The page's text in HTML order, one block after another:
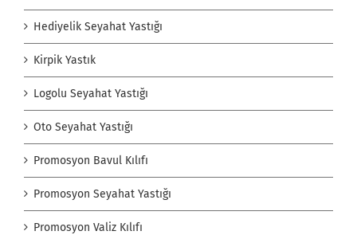
Hediyelik Seyahat Yastığı
Kirpik Yastık
Logolu Seyahat Yastığı
Oto Seyahat Yastığı
Promosyon Bavul Kılıfı
Promosyon Seyahat Yastığı
Promosyon Valiz Kılıfı